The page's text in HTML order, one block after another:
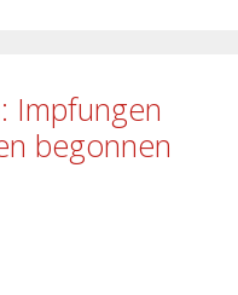
Impfungen
begonnen